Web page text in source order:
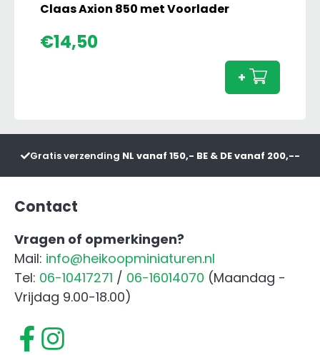
Claas Axion 850 met Voorlader
€14,50
met
aantal
+
Gratis verzending NL vanaf 150,- BE & DE vanaf 200,--
Contact
Vragen of opmerkingen?
Mail: info@heikoopminiaturen.nl
Tel: 06-10417271 / 06-16014070 (Maandag -
Vrijdag 9.00-18.00)